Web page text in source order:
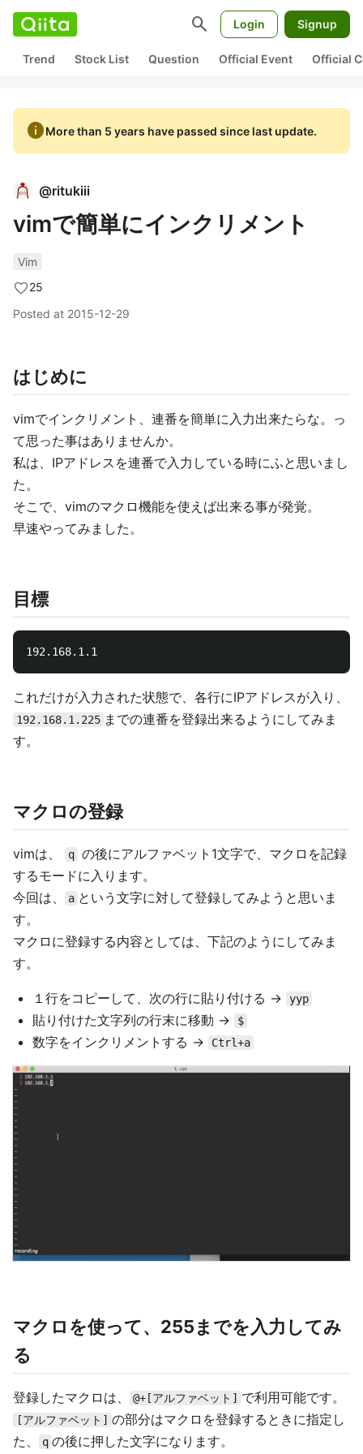
search Login Signup
Trend Stock List Question Official Event Official
infoMore than 5 years have passed since last update.
@ritukiii
vimで簡単にインクリメント
Vim
25
Posted at 2015-12-29
はじめに
vimでインクリメント、連番を簡単に入力出来たらな。っ
て思った事はありませんか。
私は、IPアドレスを連番で入力している時にふと思いまし
た。
そこで、vimのマクロ機能を使えば出来る事が発覚。
早速やってみました。
目標
これだけが入力された状態で、各行にIPアドレスが入り、
192.168.1.225 までの連番を登録出来るようにしてみま
す。
マクロの登録
vimは、 q の後にアルファベット1文字で、マクロを記録
するモードに入ります。
今回は、
a という文字に対して登録してみようと思いま
す。
マクロに登録する内容としては、下記のようにしてみま
す。
１行をコピーして、次の行に貼り付ける -> yyp
貼り付けた文字列の行末に移動 -> $
数字をインクリメントする -> Ctrl+a
マクロを使って、255までを入力してみ
る
登録したマクロは、 @+[アルファベット] で利用可能です。
[アルファベット] の部分はマクロを登録するときに指定し
た、
q の後に押した文字になります。